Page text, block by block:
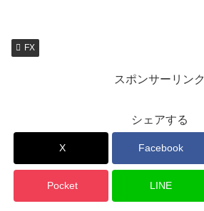
FX
スポンサーリンク
シェアする
X Facebook
Pocket LINE